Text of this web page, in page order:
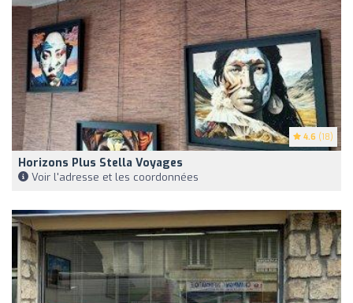
4.6 (18)
Horizons Plus Stella Voyages
Voir l'adresse et les coordonnées